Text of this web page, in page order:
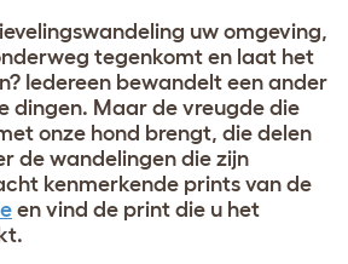
uw omgeving,
tegenkomt en laat het
Iedereen bewandelt een ander
dingen. Maar de vreugde die
onze hond brengt, die delen
de wandelingen die zijn
kenmerkende prints van de
en vind de print die u het